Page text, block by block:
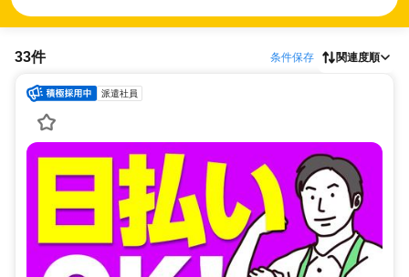
33件 条件保存 関連度順
派遣社員